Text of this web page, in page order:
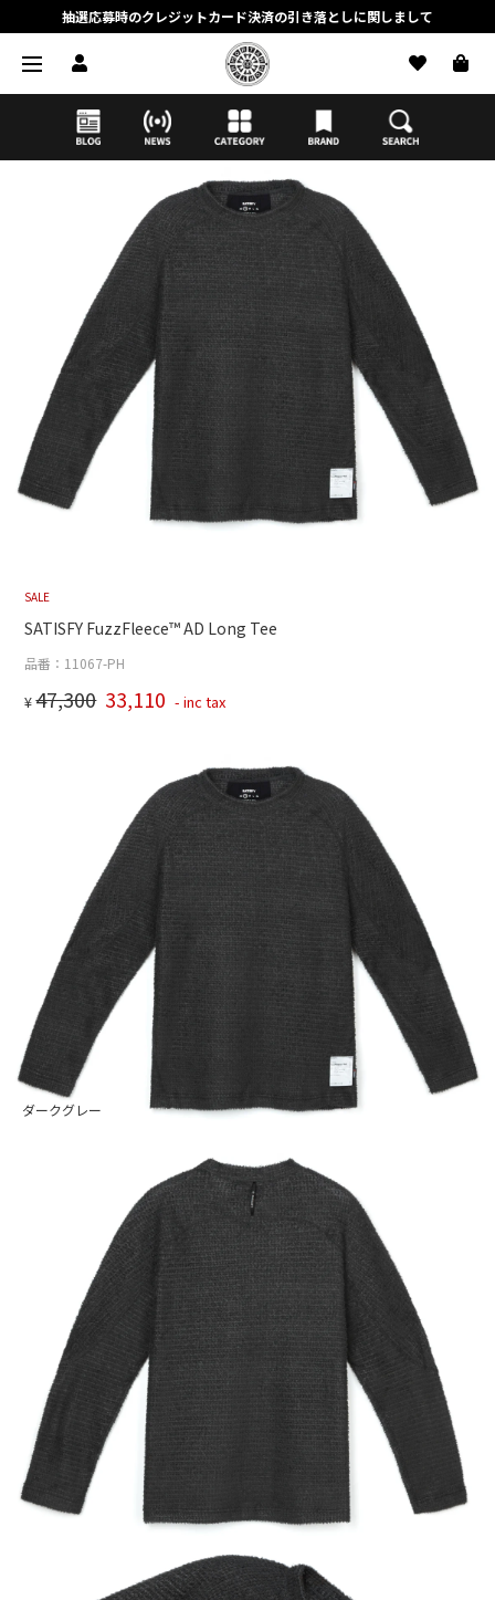
抽選応募時のクレジットカード決済の引き落としに関しまして
【応募前に必ずお読みください】抽選応募に関する注意事項
MORTAR ONLINE STOREの会員に関しまして
SALE
SATISFY FuzzFleece™ AD Long Tee
品番：11067-PH
¥47,300 33,110 - inc tax
ダークグレー